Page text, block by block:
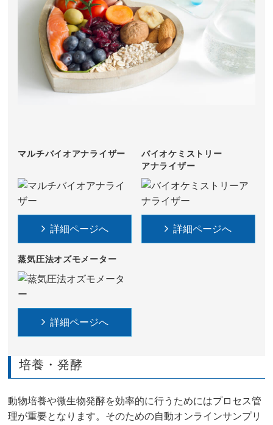
マルチバイオアナライザー
詳細ページへ
バイオケミストリー
アナライザー
詳細ページへ
蒸気圧法オズモメーター
詳細ページへ
培養・発酵
動物培養や微生物発酵を効率的に行うためにはプロセス管
理が重要となります。そのための自動オンラインサンプリ